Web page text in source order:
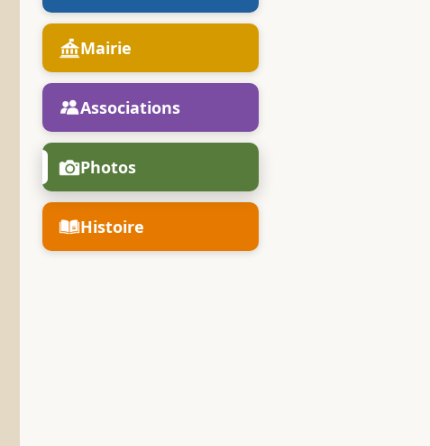
Mairie
Associations
Photos
Histoire